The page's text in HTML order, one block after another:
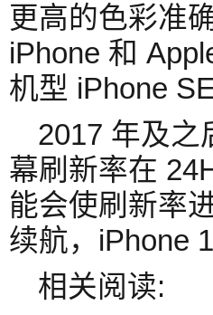
更高的色彩准
iPhone 和
机型 iPhone
2017 年及之
幕刷新率在
能会使刷新率
续航，iPhone
相关阅读: